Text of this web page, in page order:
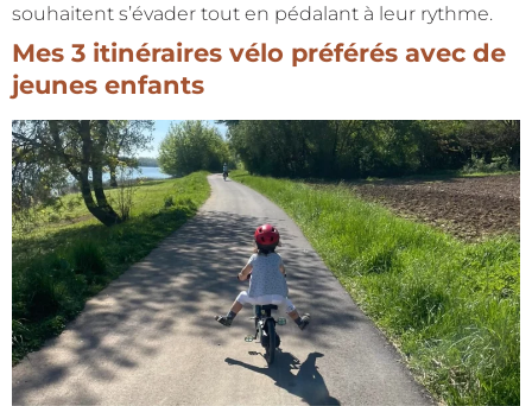
souhaitent s’évader tout en pédalant à leur rythme.
Mes 3 itinéraires vélo préférés avec de
jeunes enfants